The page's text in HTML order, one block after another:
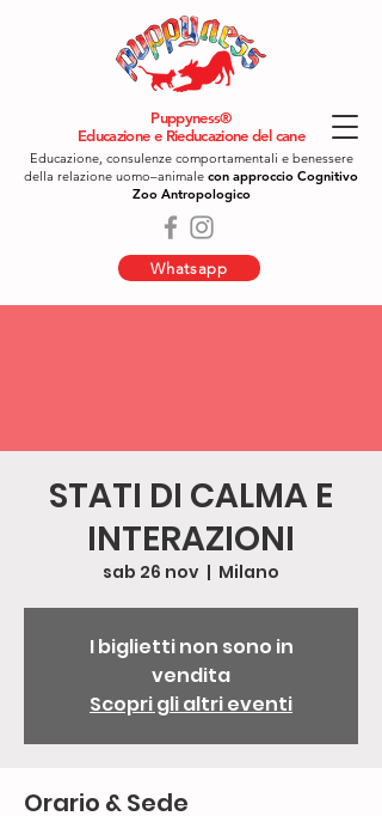
Puppyness®
Educazione e Rieducazione del cane
Educazione, consulenze comportamentali e benessere
della relazione uomo–animale con approccio Cognitivo
Zoo Antropologico
Whatsapp
STATI DI CALMA E
INTERAZIONI
sab 26 nov
  |
Milano
I biglietti non sono in
vendita
Scopri gli altri eventi
Orario & Sede